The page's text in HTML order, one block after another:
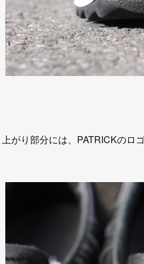
がり部分には、PATRICKのロ